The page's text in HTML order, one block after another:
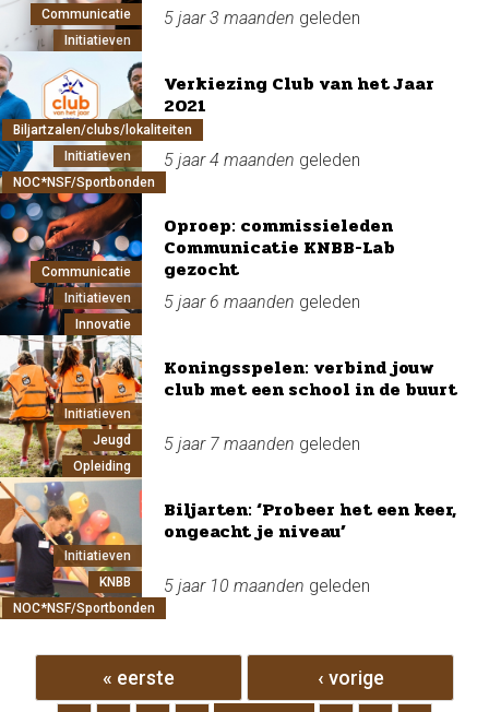
Communicatie
Initiatieven
5 jaar 3 maanden geleden
Biljartzalen/clubs/lokaliteiten
Initiatieven
NOC*NSF/Sportbonden
Verkiezing Club van het Jaar
2021
5 jaar 4 maanden geleden
Communicatie
Initiatieven
Innovatie
Oproep: commissieleden
Communicatie KNBB-Lab
gezocht
5 jaar 6 maanden geleden
Initiatieven
Jeugd
Opleiding
Koningsspelen: verbind jouw
club met een school in de buurt
5 jaar 7 maanden geleden
Initiatieven
KNBB
NOC*NSF/Sportbonden
Biljarten: ‘Probeer het een keer,
ongeacht je niveau’
5 jaar 10 maanden geleden
Pagina's
« eerste ‹ vorige